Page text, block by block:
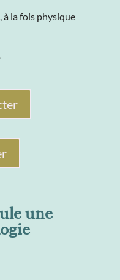
à la fois physique
une